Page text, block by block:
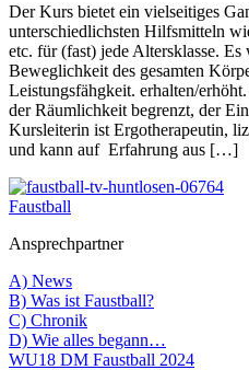
Der Kurs bietet ein vielseitiges
unterschiedlichsten Hilfsmitteln
etc. für (fast) jede Altersklasse.
Beweglichkeit des gesamten
Leistungsfähgkeit. erhalten/
der Räumlichkeit begrenzt, der
Kursleiterin ist Ergotherapeutin,
und kann auf Erfahrung aus […]
Faustball
Ansprechpartner
A) News
B) Was ist Faustball?
C) Chronik
D) Wie alles begann…
WU18 DM Faustball 2024